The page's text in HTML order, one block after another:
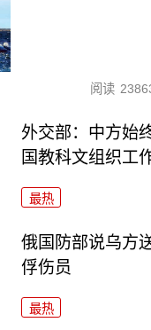
阅读
外交部：中方始
国教科文组织工
最热
俄国防部说乌方
俘伤员
最热